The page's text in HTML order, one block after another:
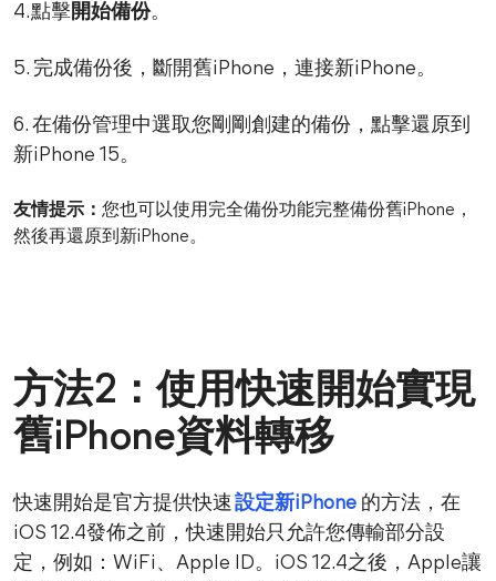
4.點擊開始備份。
5. 完成備份後，斷開舊iPhone，連接新iPhone。
6. 在備份管理中選取您剛剛創建的備份，點擊還原到
新iPhone 15。
友情提示： 您也可以使用完全備份功能完整備份舊iPhone，
然後再還原到新iPhone。
方法2：使用快速開始實現
舊iPhone資料轉移
快速開始是官方提供快速 設定新iPhone的方法，在
iOS 12.4發佈之前，快速開始只允許您傳輸部分設
定，例如：WiFi、Apple ID。iOS 12.4之後，Apple讓